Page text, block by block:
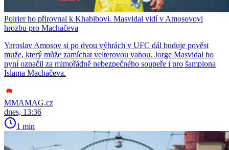
Poirier ho přirovnal k Khabibovi. Masvidal vidí v Amosovovi
hrozbu pro Machačeva
Yaroslav Amosov si po dvou výhrách v UFC dál buduje pověst
muže, který může zamíchat velterovou vahou. Jorge Masvidal ho
nyní označil za mimořádně nebezpečného soupeře i pro šampiona
Islama Machačeva.
MMAMAG.cz
dnes, 13:36
1 min